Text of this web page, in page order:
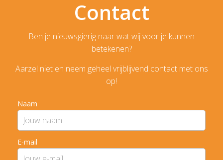
Contact
Ben je nieuwsgierig naar wat wij voor je kunnen
betekenen?
Aarzel niet en neem geheel vrijblijvend contact met ons
op!
Naam
E-mail